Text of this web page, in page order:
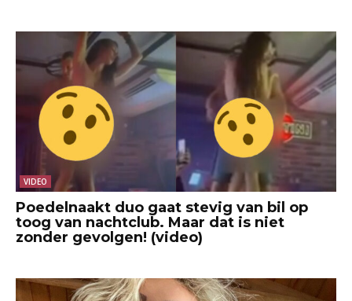
VIDEO
Poedelnaakt duo gaat stevig van bil op
toog van nachtclub. Maar dat is niet
zonder gevolgen! (video)